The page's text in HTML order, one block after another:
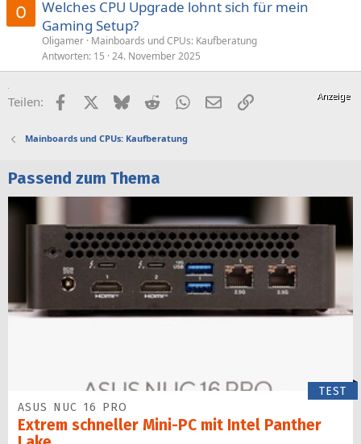
Welches CPU Upgrade lohnt sich für mein
Gaming Setup?
Oligamer Mainboards und CPUs: Kaufberatung
Antworten 15 24. November 2025
Teilen: FacebookX (Twitter)
BlueskyRedditWhatsApp
E-MailLink
Mainboards und CPUs: Kaufberatung
Passend zum Thema
TEST
ASUS NUC 16 PRO
Extrem schneller Mini-PC mit Intel Panther